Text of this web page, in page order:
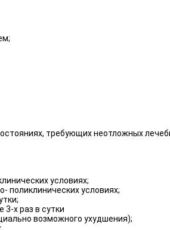
требующих неотложных
условиях;
поликлинических условиях;
х раз в сутки
возможного ухудшения);